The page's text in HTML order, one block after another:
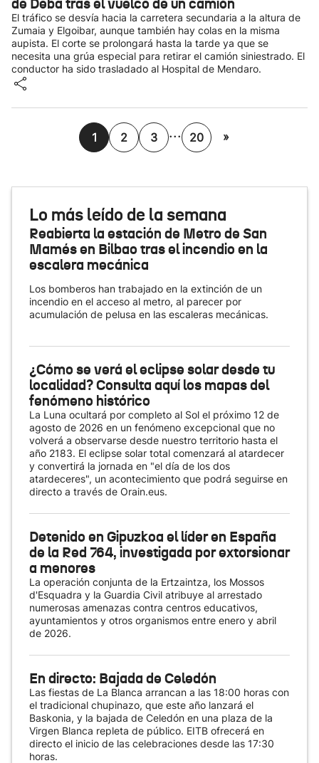
El tráfico se desvía hacia la carretera secundaria a la altura de
Zumaia y Elgoibar, aunque también hay colas en la misma
aupista. El corte se prolongará hasta la tarde ya que se
necesita una grúa especial para retirar el camión siniestrado. El
conductor ha sido trasladado al Hospital de Mendaro.
1 2 3 ... 20 »
Lo más leído de la semana
Reabierta la estación de Metro de San
Mamés en Bilbao tras el incendio en la
escalera mecánica
Los bomberos han trabajado en la extinción de un
incendio en el acceso al metro, al parecer por
acumulación de pelusa en las escaleras mecánicas.
¿Cómo se verá el eclipse solar desde tu
localidad? Consulta aquí los mapas del
fenómeno histórico
La Luna ocultará por completo al Sol el próximo 12 de
agosto de 2026 en un fenómeno excepcional que no
volverá a observarse desde nuestro territorio hasta el
año 2183. El eclipse solar total comenzará al atardecer
y convertirá la jornada en "el día de los dos
atardeceres", un acontecimiento que podrá seguirse en
directo a través de Orain.eus.
Detenido en Gipuzkoa el líder en España
de la Red 764, investigada por extorsionar
a menores
La operación conjunta de la Ertzaintza, los Mossos
d'Esquadra y la Guardia Civil atribuye al arrestado
numerosas amenazas contra centros educativos,
ayuntamientos y otros organismos entre enero y abril
de 2026.
En directo: Bajada de Celedón
Las fiestas de La Blanca arrancan a las 18:00 horas con
el tradicional chupinazo, que este año lanzará el
Baskonia, y la bajada de Celedón en una plaza de la
Virgen Blanca repleta de público. EITB ofrecerá en
directo el inicio de las celebraciones desde las 17:30
horas.